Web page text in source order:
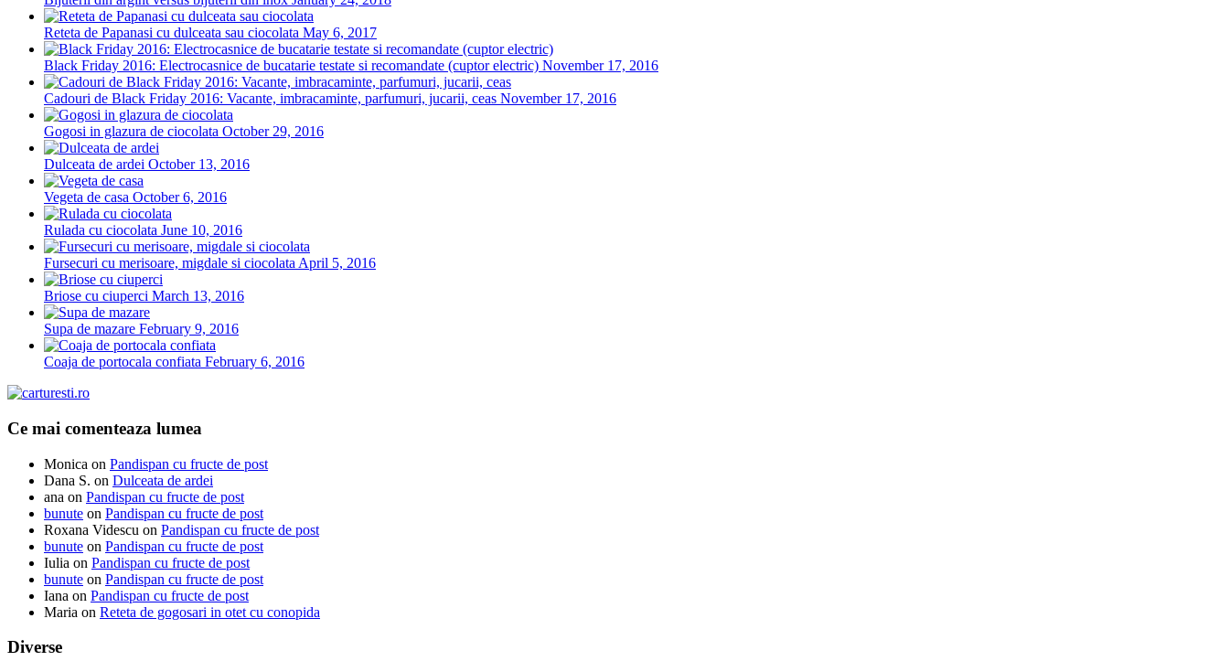
Reteta de Papanasi cu dulceata sau ciocolata May 6, 2017
Black Friday 2016: Electrocasnice de bucatarie testate si recomandate (cuptor electric) November 17, 2016
Cadouri de Black Friday 2016: Vacante, imbracaminte, parfumuri, jucarii, ceas November 17, 2016
Gogosi in glazura de ciocolata October 29, 2016
Dulceata de ardei October 13, 2016
Vegeta de casa October 6, 2016
Rulada cu ciocolata June 10, 2016
Fursecuri cu merisoare, migdale si ciocolata April 5, 2016
Briose cu ciuperci March 13, 2016
Supa de mazare February 9, 2016
Coaja de portocala confiata February 6, 2016
Ce mai comenteaza lumea
Monica on Pandispan cu fructe de post
Dana S. on Dulceata de ardei
ana on Pandispan cu fructe de post
bunute on Pandispan cu fructe de post
Roxana Videscu on Pandispan cu fructe de post
bunute on Pandispan cu fructe de post
Iulia on Pandispan cu fructe de post
bunute on Pandispan cu fructe de post
Iana on Pandispan cu fructe de post
Maria on Reteta de gogosari in otet cu conopida
Diverse